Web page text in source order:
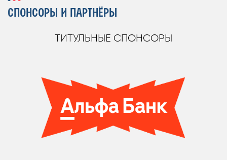
СПОНСОРЫ И ПАРТНЁРЫ
ТИТУЛЬНЫЕ СПОНСОРЫ